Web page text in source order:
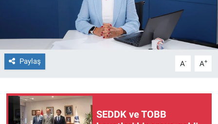
Paylaş A- A+
SEDDK ve TOBB